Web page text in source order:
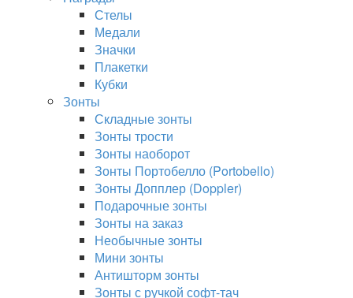
Стелы
Медали
Значки
Плакетки
Кубки
Зонты
Складные зонты
Зонты трости
Зонты наоборот
Зонты Портобелло (Portobello)
Зонты Допплер (Doppler)
Подарочные зонты
Зонты на заказ
Необычные зонты
Мини зонты
Антишторм зонты
Зонты с ручкой софт-тач